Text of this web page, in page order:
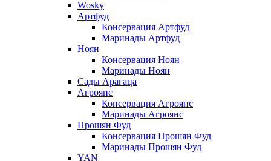
Wosky
Артфуд
Консервация Артфуд
Маринады Артфуд
Ноян
Консервация Ноян
Маринады Ноян
Сады Арагаца
Агроянс
Консервация Агроянс
Маринады Агроянс
Прошян Фуд
Консервация Прошян Фуд
Маринады Прошян Фуд
YAN